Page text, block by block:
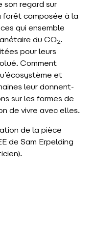
son regard sur
forêt composée à la
qui ensemble
du CO2.
pour leurs
Comment
et
leur donnent-
sur les formes de
de vivre avec elles.
de la pièce
de Sam Erpelding